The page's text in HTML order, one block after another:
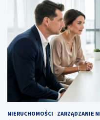
NIERUCHOMOŚCI ZARZĄDZANIE